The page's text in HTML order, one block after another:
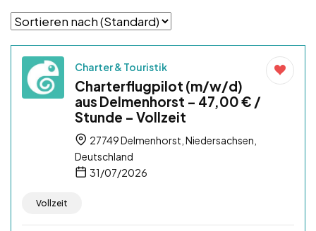
Charter & Touristik
Charterflugpilot (m/w/d)
aus Delmenhorst – 47,00 € /
Stunde – Vollzeit
27749 Delmenhorst, Niedersachsen,
Deutschland
31/07/2026
Vollzeit